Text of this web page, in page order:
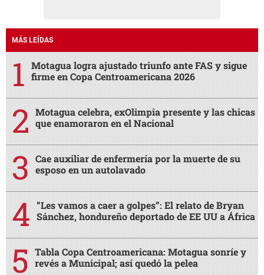
MÁS LEÍDAS
Motagua logra ajustado triunfo ante FAS y sigue
firme en Copa Centroamericana 2026
Motagua celebra, exOlimpia presente y las chicas
que enamoraron en el Nacional
Cae auxiliar de enfermería por la muerte de su
esposo en un autolavado
“Les vamos a caer a golpes”: El relato de Bryan
Sánchez, hondureño deportado de EE UU a África
Tabla Copa Centroamericana: Motagua sonríe y
revés a Municipal; así quedó la pelea